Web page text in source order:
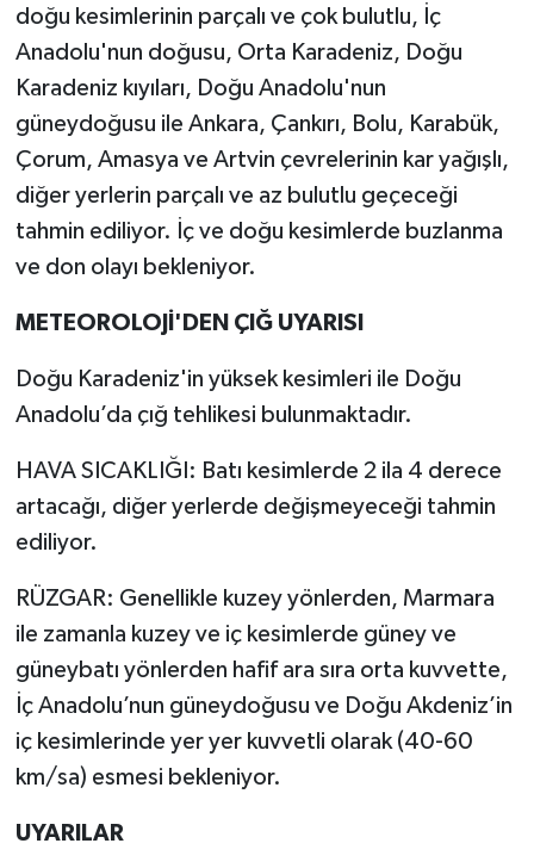
doğu kesimlerinin parçalı ve çok bulutlu, İç
Anadolu'nun doğusu, Orta Karadeniz, Doğu
Karadeniz kıyıları, Doğu Anadolu'nun
güneydoğusu ile Ankara, Çankırı, Bolu, Karabük,
Çorum, Amasya ve Artvin çevrelerinin kar yağışlı,
diğer yerlerin parçalı ve az bulutlu geçeceği
tahmin ediliyor. İç ve doğu kesimlerde buzlanma
ve don olayı bekleniyor.
METEOROLOJİ'DEN ÇIĞ UYARISI
Doğu Karadeniz'in yüksek kesimleri ile Doğu
Anadolu’da çığ tehlikesi bulunmaktadır.
HAVA SICAKLIĞI: Batı kesimlerde 2 ila 4 derece
artacağı, diğer yerlerde değişmeyeceği tahmin
ediliyor.
RÜZGAR: Genellikle kuzey yönlerden, Marmara
ile zamanla kuzey ve iç kesimlerde güney ve
güneybatı yönlerden hafif ara sıra orta kuvvette,
İç Anadolu’nun güneydoğusu ve Doğu Akdeniz’in
iç kesimlerinde yer yer kuvvetli olarak (40-60
km/sa) esmesi bekleniyor.
UYARILAR